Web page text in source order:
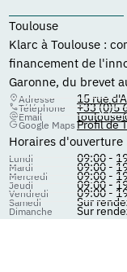
Toulouse
Klarc à Toulouse :
financement de
Garonne, du brevet
Adresse 15 rue
Téléphone +33 (0)5
Email
Google Maps Profil de
Horaires d'ouverture
Lundi 09:00 -
Mardi 09:00 -
Mercredi 09:00 -
Jeudi 09:00 -
Vendredi 09:00 -
Samedi Sur
Dimanche Sur